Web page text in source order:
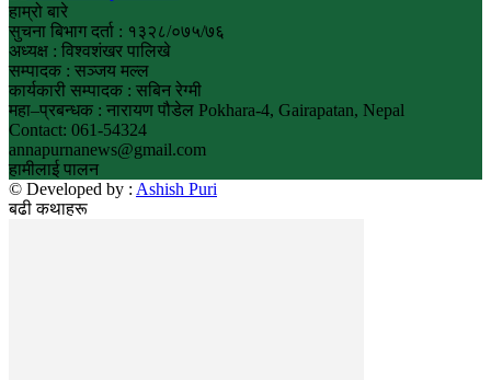
हाम्रो बारे
सुचना बिभाग दर्ता : १३२८/०७५/७६
अध्यक्ष : विश्वशंखर पालिखे
सम्पादक : सञ्जय मल्ल
कार्यकारी सम्पादक : सबिन रेग्मी
महा–प्रबन्धक : नारायण पौडेल Pokhara-4, Gairapatan, Nepal
Contact: 061-54324
annapurnanews@gmail.com
हामीलाई पालन
© Developed by : Ashish Puri
बढी कथाहरू